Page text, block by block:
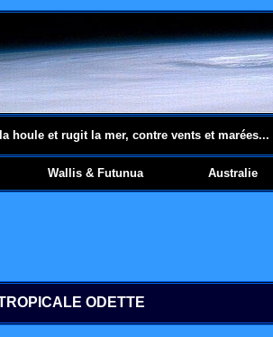
houle et rugit la mer, contre vents et marées...
Wallis & Futunua Australie
ODETTE